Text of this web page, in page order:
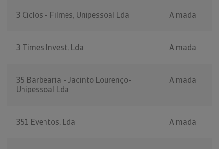
3 Ciclos - Filmes, Unipessoal Lda Almada
3 Times Invest, Lda Almada
35 Barbearia - Jacinto Lourenço-
Unipessoal Lda
Almada
351 Eventos, Lda Almada